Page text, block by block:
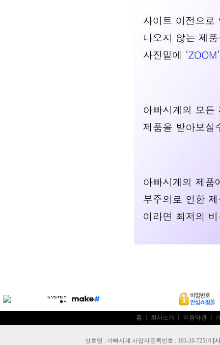
홈 회사소개 이용약관
상호명 : 아빠시계 사업자등록번호 : 101-10-72510 [